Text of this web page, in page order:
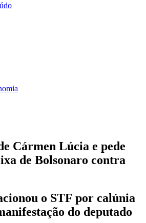
Cármen Lúcia e pede
de Bolsonaro contra
o STF por calúnia
do deputado